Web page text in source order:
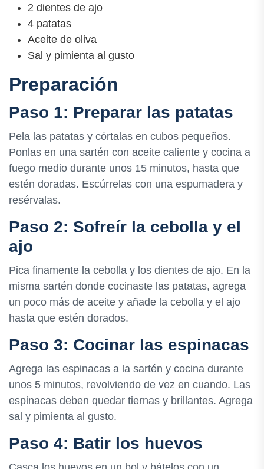
2 dientes de ajo
4 patatas
Aceite de oliva
Sal y pimienta al gusto
Preparación
Paso 1: Preparar las patatas
Pela las patatas y córtalas en cubos pequeños.
Ponlas en una sartén con aceite caliente y cocina a
fuego medio durante unos 15 minutos, hasta que
estén doradas. Escúrrelas con una espumadera y
resérvalas.
Paso 2: Sofreír la cebolla y el
ajo
Pica finamente la cebolla y los dientes de ajo. En la
misma sartén donde cocinaste las patatas, agrega
un poco más de aceite y añade la cebolla y el ajo
hasta que estén dorados.
Paso 3: Cocinar las espinacas
Agrega las espinacas a la sartén y cocina durante
unos 5 minutos, revolviendo de vez en cuando. Las
espinacas deben quedar tiernas y brillantes. Agrega
sal y pimienta al gusto.
Paso 4: Batir los huevos